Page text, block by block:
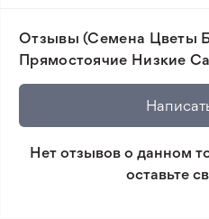
товара и реального
🛡️ Защита покупок.
который не
условиям возврата.
Минимальный заказ 300
Отзывы (Семена Цветы
Прямостоячие Низкие
Нет отзывов о данном
оставьте